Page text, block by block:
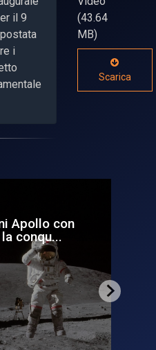
il 9
i
(43.64
MB)
Scarica
misurata la
d...